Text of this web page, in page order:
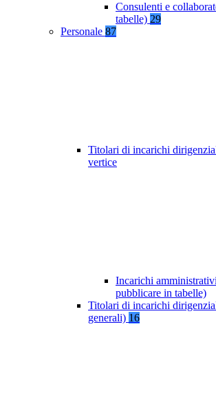
Consulenti e
tabelle) 29
Personale 87
Titolari di incarichi
vertice
Incarichi
pubblicare in tabelle)
Titolari di incarichi
generali) 16